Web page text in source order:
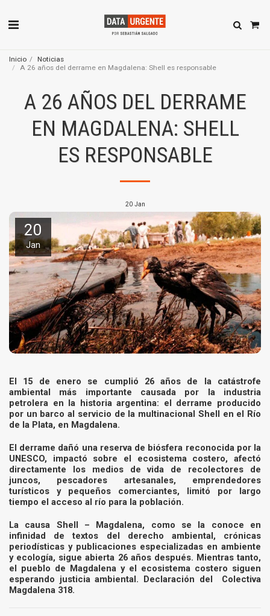
Inicio
Noticias
A 26 años del derrame en Magdalena: Shell es responsable
A 26 AÑOS DEL DERRAME
EN MAGDALENA: SHELL
ES RESPONSABLE
20 Jan
20
Jan
El 15 de enero se cumplió 26 años de la catástrofe
ambiental más importante causada por la industria
petrolera en la historia argentina: el derrame producido
por un barco al servicio de la multinacional Shell en el Río
de la Plata, en Magdalena.
El derrame dañó una reserva de biósfera reconocida por la
UNESCO, impactó sobre el ecosistema costero, afectó
directamente los medios de vida de recolectores de
juncos, pescadores artesanales, emprendedores
turísticos y pequeños comerciantes, limitó por largo
tiempo el acceso al río para la población.
La causa Shell – Magdalena, como se la conoce en
infinidad de textos del derecho ambiental, crónicas
periodísticas y publicaciones especializadas en ambiente
y ecología, sigue abierta 26 años después. Mientras tanto,
el pueblo de Magdalena y el ecosistema costero siguen
esperando justicia ambiental. Declaración del Colectiva
Magdalena 318.